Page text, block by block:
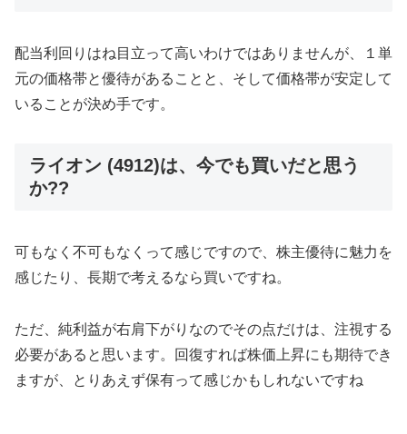
配当利回りはね目立って高いわけではありませんが、１単
元の価格帯と優待があることと、そして価格帯が安定して
いることが決め手です。
ライオン (4912)は、今でも買いだと思う
か??
可もなく不可もなくって感じですので、株主優待に魅力を
感じたり、長期で考えるなら買いですね。
ただ、純利益が右肩下がりなのでその点だけは、注視する
必要があると思います。回復すれば株価上昇にも期待でき
ますが、とりあえず保有って感じかもしれないですね